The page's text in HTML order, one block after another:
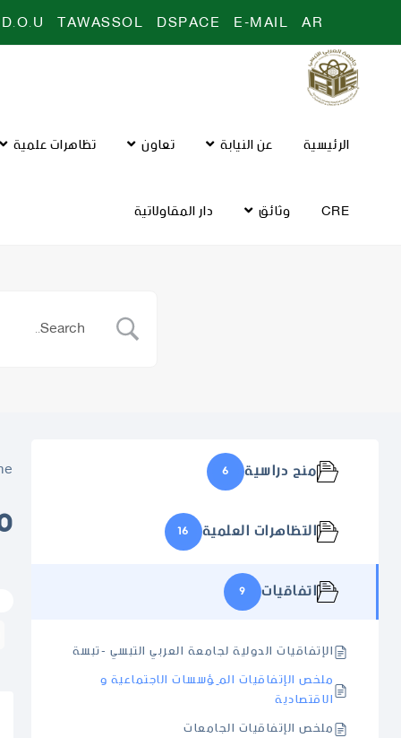
AR
E-MAIL
DSPACE
TAWASSOL
D.O.U
الرئيسية عن النيابة تعاون تظاهرات علمية
CRE وثائق دار المقاولاتية
منح دراسية 6
التظاهرات العلمية 16
اتفاقيات 9
الإتفاقيات الدولية لجامعة العربي التبسي -تبسة
ملخص الإتفاقيات المِؤسسات الاجتماعية و
الاقتصادية
ملخص الإتفاقيات الجامعات